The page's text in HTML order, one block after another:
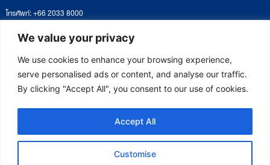
We value your privacy
We use cookies to enhance your browsing experience,
serve personalised ads or content, and analyse our traffic.
By clicking "Accept All", you consent to our use of cookies.
Customise
Accept All
โทรศัพท์: +66 2033 8000
เวลาทำการ: จันทร์ – ศุกร์
09:00 – 17:00 น.
ติดตามหนังสือหรือยื่นเอกสาร
saraban@eeco.or.th
Copyright © 2025 Eastern Economic Corridor Office (EECO)